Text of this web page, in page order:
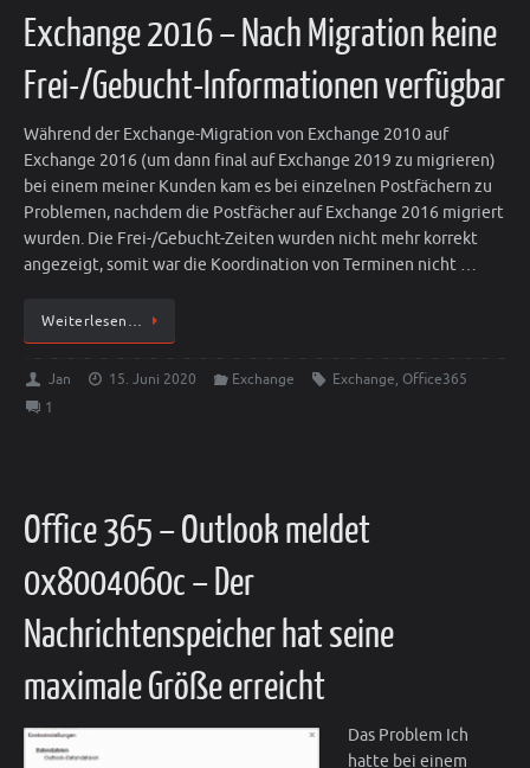
Exchange 2016 – Nach Migration keine
Frei-/Gebucht-Informationen verfügbar
Während der Exchange-Migration von Exchange 2010 auf
Exchange 2016 (um dann final auf Exchange 2019 zu migrieren)
bei einem meiner Kunden kam es bei einzelnen Postfächern zu
Problemen, nachdem die Postfächer auf Exchange 2016 migriert
wurden. Die Frei-/Gebucht-Zeiten wurden nicht mehr korrekt
angezeigt, somit war die Koordination von Terminen nicht …
Weiterlesen…
Jan 15. Juni 2020 Exchange Exchange,Office365
1
Office 365 – Outlook meldet
0x8004060c – Der
Nachrichtenspeicher hat seine
maximale Größe erreicht
Das Problem Ich
hatte bei einem